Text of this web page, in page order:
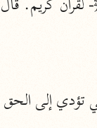
نحو
أيسر
تؤدي إلى